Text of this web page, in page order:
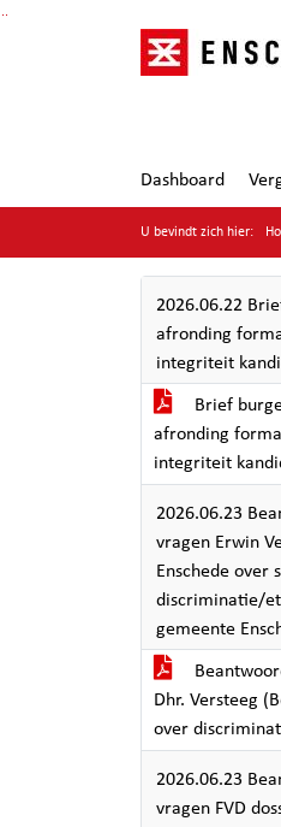
Ga naar de inhoud van deze pagina
Ga naar het zoeken
Ga naar het menu
Dashboard
U bevindt zich hier:
2026.06.22
afronding
integriteit
Brief
afronding
integriteit
2026.06.23
vragen Erwin
Enschede over
discriminatie/
gemeente
Dhr. Versteeg
over
2026.06.23
vragen FVD